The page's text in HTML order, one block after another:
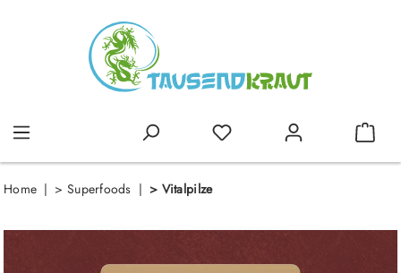
Home > Superfoods > Vitalpilze
Bildergalerie überspringen